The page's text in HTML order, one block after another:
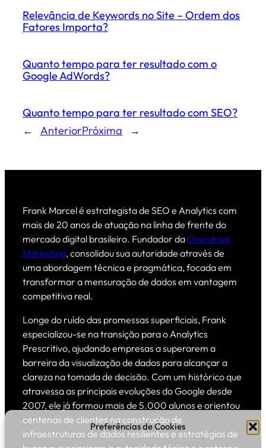
Preferências de Cookies
Relevância de Keywords no Site – Ordem dos
Fatores Importa?
Quanto tempo para ter resultado com o
Google AdWords?
Quanto tempo para ter resultado com SEO?
←
AnteriorPróxima →
Frank Marcel é estrategista de SEO e Analytics com
mais de 20 anos de atuação na linha de frente do
mercado digital brasileiro. Fundador daOverdrive
Marketing, consolidou sua autoridade através de
uma abordagem técnica e pragmática, focada em
transformar a mensuração de dados em vantagem
competitiva real.
Longe do ruído das promessas superficiais, Frank
especializou-se na transição para o Analytics
Prescritivo, ajudando empresas a superarem a
barreira da visualização de dados para alcançar a
clareza na tomada de decisão. Com um histórico que
atravessa as principais evoluções do Google desde
2007, ele já formou mais de 5.000 alunos e orientou
centenas de clientes na construção de
infraestruturas de dados resilientes e estratégias de